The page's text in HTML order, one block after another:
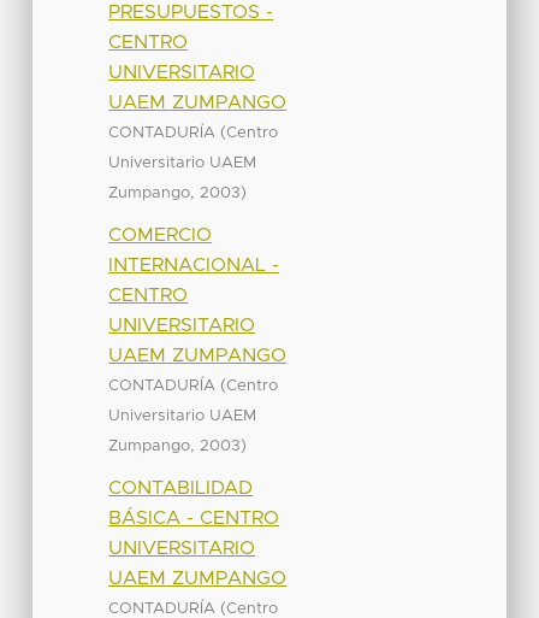
PRESUPUESTOS -
CENTRO
UNIVERSITARIO
UAEM ZUMPANGO
CONTADURÍA (Centro
Universitario UAEM
Zumpango, 2003)
COMERCIO
INTERNACIONAL -
CENTRO
UNIVERSITARIO
UAEM ZUMPANGO
CONTADURÍA (Centro
Universitario UAEM
Zumpango, 2003)
CONTABILIDAD
BÁSICA - CENTRO
UNIVERSITARIO
UAEM ZUMPANGO
CONTADURÍA (Centro